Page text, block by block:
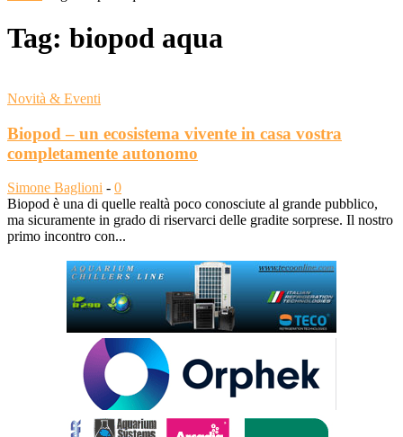
Tag: biopod aqua
Novità & Eventi
Biopod – un ecosistema vivente in casa vostra
completamente autonomo
Simone Baglioni - 0
Biopod è una di quelle realtà poco conosciute al grande pubblico,
ma sicuramente in grado di riservarci delle gradite sorprese. Il nostro
primo incontro con...